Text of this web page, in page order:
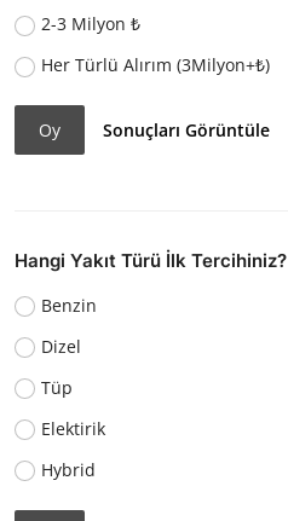
2-3 Milyon ₺
Her Türlü Alırım (3Milyon+₺)
Oy Sonuçları Görüntüle
Hangi Yakıt Türü İlk Tercihiniz?
Benzin
Dizel
Tüp
Elektirik
Hybrid